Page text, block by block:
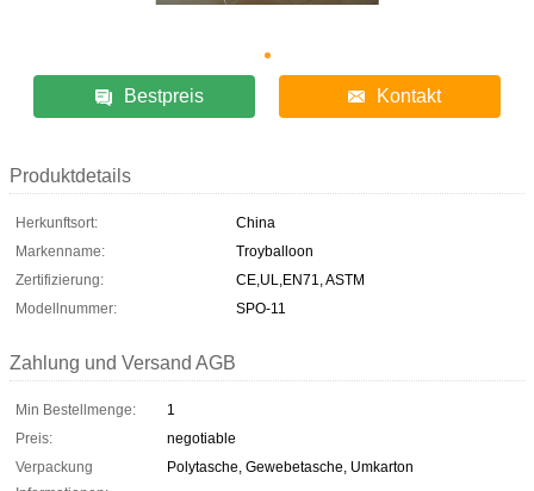
Bestpreis Kontakt
Produktdetails
Herkunftsort:
China
Markenname:
Troyballoon
Zertifizierung:
CE,UL,EN71, ASTM
Modellnummer:
SPO-11
Zahlung und Versand AGB
Min Bestellmenge:
1
Preis:
negotiable
Verpackung
Polytasche, Gewebetasche, Umkarton